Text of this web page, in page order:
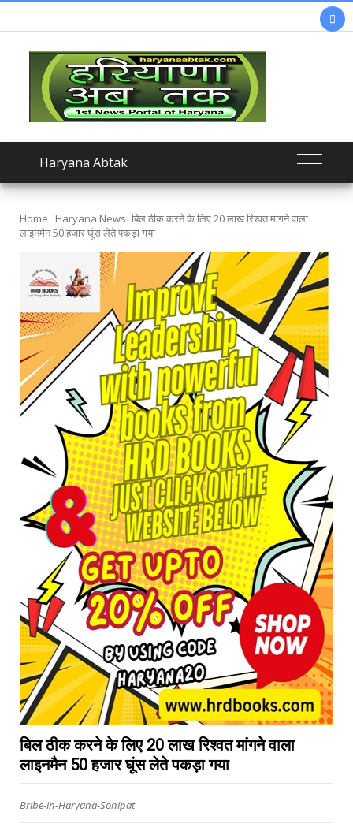

Haryana Abtak
Home Haryana News बिल ठीक करने के लिए 20 लाख रिश्वत मांगने वाला
लाइनमैन 50 हजार घूंस लेते पकड़ा गया
बिल ठीक करने के लिए 20 लाख रिश्वत मांगने वाला
लाइनमैन 50 हजार घूंस लेते पकड़ा गया
Bribe-in-Haryana-Sonipat